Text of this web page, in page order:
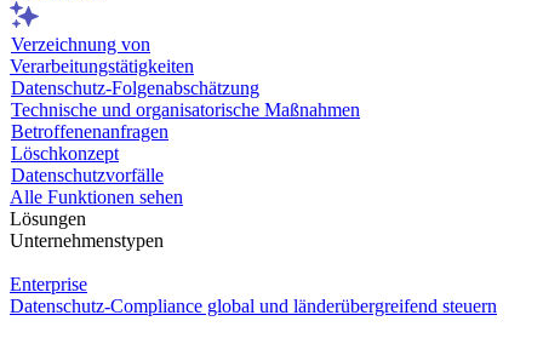
Verzeichnung von
Verarbeitungstätigkeiten
Datenschutz-Folgenabschätzung
Technische und organisatorische Maßnahmen
Betroffenenanfragen
Löschkonzept
Datenschutzvorfälle
Alle Funktionen sehen
Lösungen
Unternehmenstypen
Enterprise
Datenschutz-Compliance global und länderübergreifend steuern